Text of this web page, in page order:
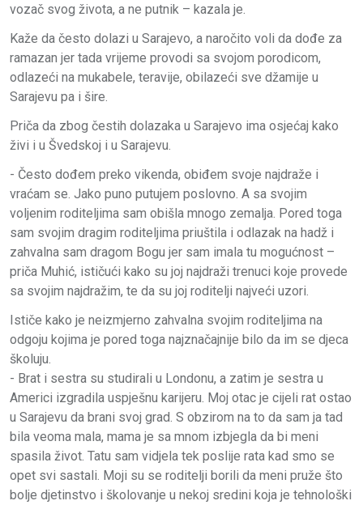
vozač svog života, a ne putnik – kazala je.
Kaže da često dolazi u Sarajevo, a naročito voli da dođe za
ramazan jer tada vrijeme provodi sa svojom porodicom,
odlazeći na mukabele, teravije, obilazeći sve džamije u
Sarajevu pa i šire.
Priča da zbog čestih dolazaka u Sarajevo ima osjećaj kako
živi i u Švedskoj i u Sarajevu.
- Često dođem preko vikenda, obiđem svoje najdraže i
vraćam se. Jako puno putujem poslovno. A sa svojim
voljenim roditeljima sam obišla mnogo zemalja. Pored toga
sam svojim dragim roditeljima priuštila i odlazak na hadž i
zahvalna sam dragom Bogu jer sam imala tu mogućnost –
priča Muhić, ističući kako su joj najdraži trenuci koje provede
sa svojim najdražim, te da su joj roditelji najveći uzori.
Ističe kako je neizmjerno zahvalna svojim roditeljima na
odgoju kojima je pored toga najznačajnije bilo da im se djeca
školuju.
- Brat i sestra su studirali u Londonu, a zatim je sestra u
Americi izgradila uspješnu karijeru. Moj otac je cijeli rat ostao
u Sarajevu da brani svoj grad. S obzirom na to da sam ja tad
bila veoma mala, mama je sa mnom izbjegla da bi meni
spasila život. Tatu sam vidjela tek poslije rata kad smo se
opet svi sastali. Moji su se roditelji borili da meni pruže što
bolje djetinstvo i školovanje u nekoj sredini koja je tehnološki